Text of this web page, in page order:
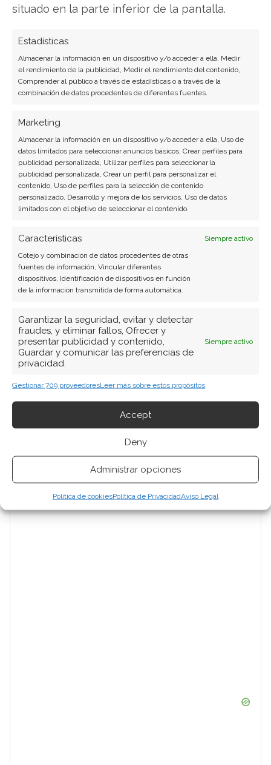
situado en la parte inferior de la pantalla.
Estadísticas
Almacenar la información en un dispositivo y/o acceder a ella, Medir
el rendimiento de la publicidad, Medir el rendimiento del contenido,
Comprender al público a través de estadísticas o a través de la
combinación de datos procedentes de diferentes fuentes.
Marketing
Almacenar la información en un dispositivo y/o acceder a ella, Uso de
datos limitados para seleccionar anuncios básicos, Crear perfiles para
publicidad personalizada, Utilizar perfiles para seleccionar la
publicidad personalizada, Crear un perfil para personalizar el
contenido, Uso de perfiles para la selección de contenido
personalizado, Desarrollo y mejora de los servicios, Uso de datos
limitados con el objetivo de seleccionar el contenido.
Características
Siempre activo
Cotejo y combinación de datos procedentes de otras
fuentes de información, Vincular diferentes
dispositivos, Identificación de dispositivos en función
de la información transmitida de forma automática.
Garantizar la seguridad, evitar y detectar
fraudes, y eliminar fallos, Ofrecer y
presentar publicidad y contenido,
Guardar y comunicar las preferencias de
privacidad.
Siempre activo
Gestionar 709 proveedoresLeer más sobre estos propósitos
Accept
Deny
Administrar opciones
Política de cookiesPolítica de PrivacidadAviso Legal
aquí!
MP Materials
Compartir este artículo
Twitter
Facebook
LinkedIn
SOBRE EL AUTOR
Miguel Ángel Torres Díaz
Periodista de tecnología especializado en
videojuegos, realidad virtual y tendencias de
consumo digital. Más de 10 años cubriendo la
industria tecnológica española.
Ver todos los artículos →